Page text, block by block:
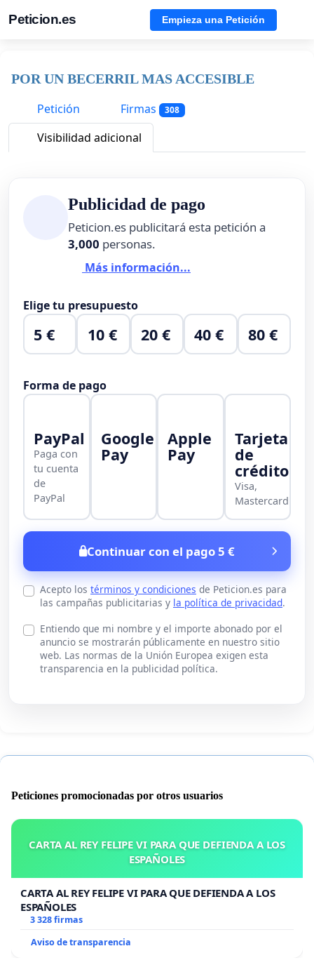
Peticion.es Empieza una Petición
POR UN BECERRIL MAS ACCESIBLE
Petición
Firmas 308
Visibilidad adicional
Publicidad de pago
Peticion.es publicitará esta petición a
3,000 personas.
Más información...
Elige tu presupuesto
5 € 10 € 20 € 40 € 80 €
Forma de pago
PayPal
Paga con
tu cuenta
de
PayPal
Google
Pay
Apple
Pay
Tarjeta
de
crédito
Visa,
Mastercard
Continuar con el pago 5 €
Acepto los términos y condiciones de Peticion.es para
las campañas publicitarias y la política de privacidad.
Entiendo que mi nombre y el importe abonado por el
anuncio se mostrarán públicamente en nuestro sitio
web. Las normas de la Unión Europea exigen esta
transparencia en la publicidad política.
Peticiones promocionadas por otros usuarios
CARTA AL REY FELIPE VI PARA QUE DEFIENDA A LOS
ESPAÑOLES
CARTA AL REY FELIPE VI PARA QUE DEFIENDA A LOS
ESPAÑOLES
3 328 firmas
Aviso de transparencia